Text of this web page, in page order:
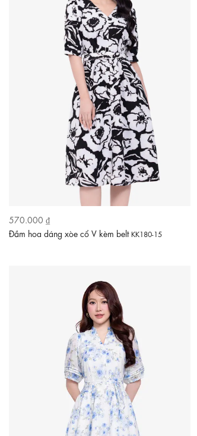
570.000 ₫
Đầm hoa dáng xòe cổ V kèm belt KK180-15